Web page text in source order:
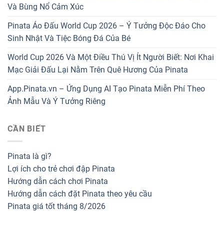
Và Bùng Nổ Cảm Xúc
Pinata Áo Đấu World Cup 2026 – Ý Tưởng Độc Đáo Cho
Sinh Nhật Và Tiệc Bóng Đá Của Bé
World Cup 2026 Và Một Điều Thú Vị Ít Người Biết: Nơi Khai
Mạc Giải Đấu Lại Nằm Trên Quê Hương Của Pinata
App.Pinata.vn – Ứng Dụng AI Tạo Pinata Miễn Phí Theo
Ảnh Mẫu Và Ý Tưởng Riêng
CẦN BIẾT
Pinata là gì?
Lợi ích cho trẻ chơi đập Pinata
Hướng dẫn cách chơi Pinata
Hướng dẫn cách đặt Pinata theo yêu cầu
Pinata giá tốt tháng 8/2026